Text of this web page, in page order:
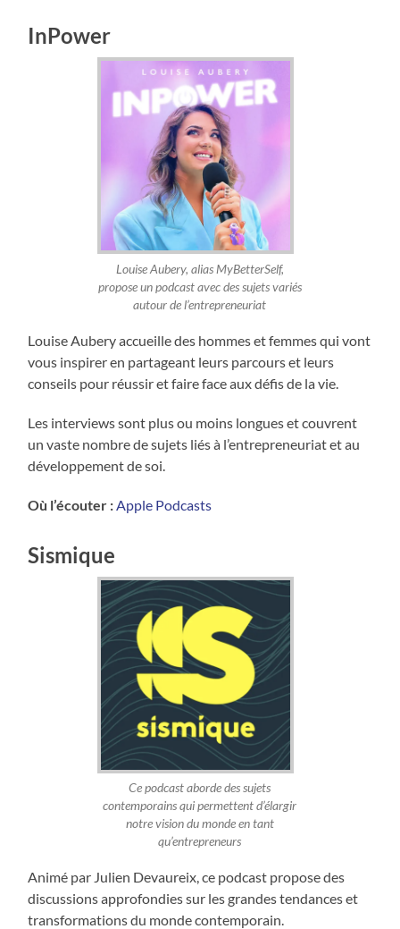
InPower
Louise Aubery, alias MyBetterSelf,
propose un podcast avec des sujets variés
autour de l’entrepreneuriat
Louise Aubery accueille des hommes et femmes qui vont
vous inspirer en partageant leurs parcours et leurs
conseils pour réussir et faire face aux défis de la vie.
Les interviews sont plus ou moins longues et couvrent
un vaste nombre de sujets liés à l’entrepreneuriat et au
développement de soi.
Où l’écouter : Apple Podcasts
Sismique
Ce podcast aborde des sujets
contemporains qui permettent d’élargir
notre vision du monde en tant
qu’entrepreneurs
Animé par Julien Devaureix, ce podcast propose des
discussions approfondies sur les grandes tendances et
transformations du monde contemporain.